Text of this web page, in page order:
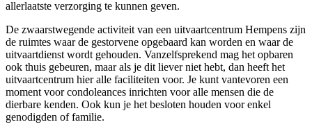
allerlaatste verzorging te kunnen geven.
De zwaarstwegende activiteit van een uitvaartcentrum Hempens zijn
de ruimtes waar de gestorvene opgebaard kan worden en waar de
uitvaartdienst wordt gehouden. Vanzelfsprekend mag het opbaren
ook thuis gebeuren, maar als je dit liever niet hebt, dan heeft het
uitvaartcentrum hier alle faciliteiten voor. Je kunt vantevoren een
moment voor condoleances inrichten voor alle mensen die de
dierbare kenden. Ook kun je het besloten houden voor enkel
genodigden of familie.